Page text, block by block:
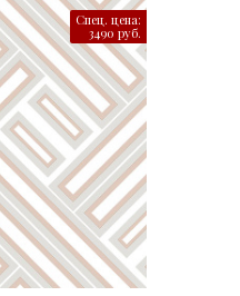
Спец. цена:
3490 руб.